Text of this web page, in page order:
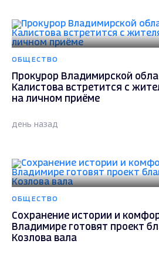
ОБЩЕСТВО
Прокурор Владимирской
Калистова встретится с
на личном приёме
день назад
ОБЩЕСТВО
Сохранение истории и
Владимире готовят проект
Козлова вала